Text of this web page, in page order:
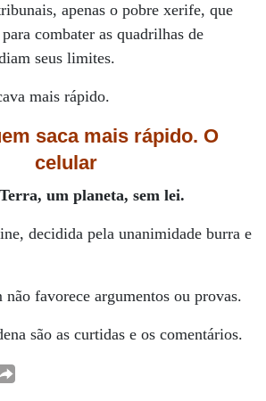
apenas o pobre xerife, que
combater as quadrilhas de
seus limites.
mais rápido.
saca mais rápido. O
celular
um planeta, sem lei.
decidida pela unanimidade burra e
não favorece argumentos ou provas.
são as curtidas e os comentários.